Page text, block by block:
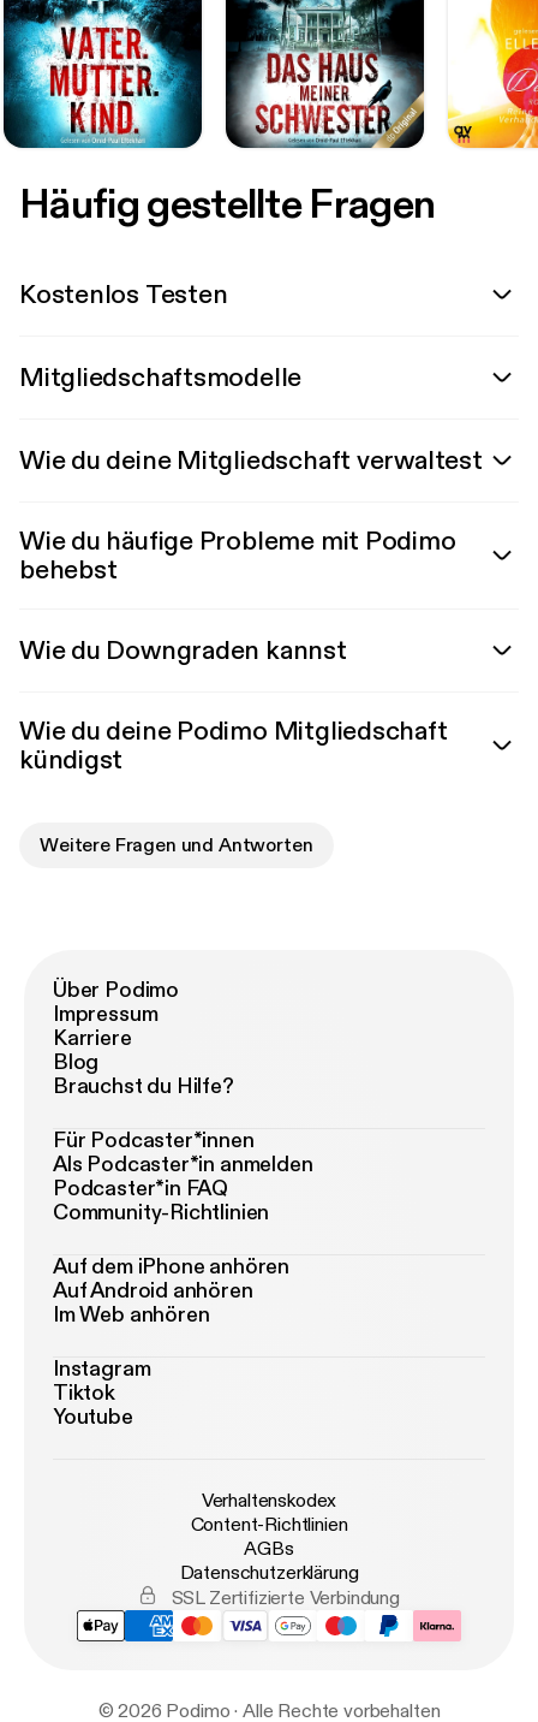
Häufig gestellte Fragen
Kostenlos Testen
Mitgliedschaftsmodelle
Wie du deine Mitgliedschaft verwaltest
Wie du häufige Probleme mit Podimo
behebst
Wie du Downgraden kannst
Wie du deine Podimo Mitgliedschaft
kündigst
Weitere Fragen und Antworten
Über Podimo
Impressum
Karriere
Blog
Brauchst du Hilfe?
Für Podcaster*innen
Als Podcaster*in anmelden
Podcaster*in FAQ
Community-Richtlinien
Auf dem iPhone anhören
Auf Android anhören
Im Web anhören
Instagram
Tiktok
Youtube
Verhaltenskodex
Content-Richtlinien
AGBs
Datenschutzerklärung
SSL Zertifizierte Verbindung
© 2026 Podimo · Alle Rechte vorbehalten